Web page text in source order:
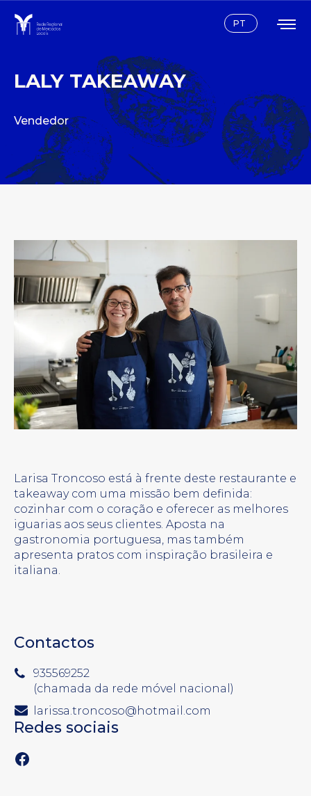
PT
LALY TAKEAWAY
Vendedor
Larisa Troncoso está à frente deste restaurante e
takeaway com uma missão bem definida:
cozinhar com o coração e oferecer as melhores
iguarias aos seus clientes. Aposta na
gastronomia portuguesa, mas também
apresenta pratos com inspiração brasileira e
italiana.
Contactos
935569252
(chamada da rede móvel nacional)
larissa.troncoso@hotmail.com
Redes sociais
Facebook